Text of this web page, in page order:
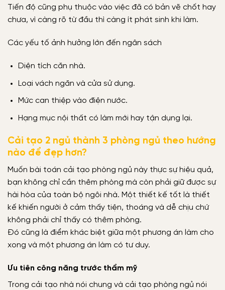
Tiến độ cũng phụ thuộc vào việc đã có bản vẽ chốt hay
chưa, vì càng rõ từ đầu thì càng ít phát sinh khi làm.
Các yếu tố ảnh hưởng lớn đến ngân sách
Diện tích căn nhà.
Loại vách ngăn và cửa sử dụng.
Mức can thiệp vào điện nước.
Hạng mục nội thất có làm mới hay tận dụng lại.
Cải tạo 2 ngủ thành 3 phòng ngủ theo hướng
nào để đẹp hơn?
Muốn bài toán cải tạo phòng ngủ này thực sự hiệu quả,
bạn không chỉ cần thêm phòng mà còn phải giữ được sự
hài hòa của toàn bộ ngôi nhà. Một thiết kế tốt là thiết
kế khiến người ở cảm thấy tiện, thoáng và dễ chịu chứ
không phải chỉ thấy có thêm phòng.
Đó cũng là điểm khác biệt giữa một phương án làm cho
xong và một phương án làm có tư duy.
Ưu tiên công năng trước thẩm mỹ
Trong cải tạo nhà nói chung và cải tạo phòng ngủ nói